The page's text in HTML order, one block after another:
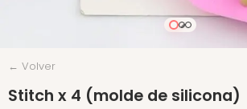
← Volver
Stitch x 4 (molde de silicona)